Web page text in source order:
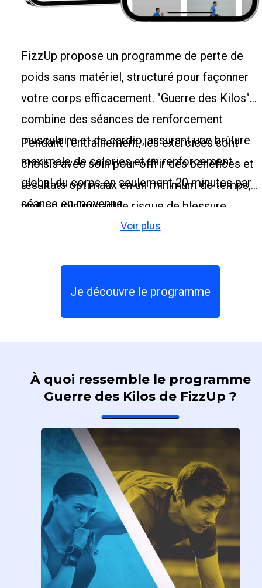
FizzUp propose un programme de perte de
poids sans matériel, structuré pour façonner
votre corps efficacement. "Guerre des Kilos"
combine des séances de renforcement
musculaire et de cardio, assurant une brûlure
maximale de calories et un renforcement
global du corps en seulement 20 minutes par
séance en moyenne.
Pendant l'entraînement, les exercices sont
choisis avec soin pour offrir des bénéfices et
résultats optimaux en un minimum de temps,
tout en minimisant le risque de blessure.
Cette méthode vous permet de savoir
atteindre votre objectif.
Voir plus
Je découvre le programme
À quoi ressemble le programme
Guerre des Kilos de FizzUp ?